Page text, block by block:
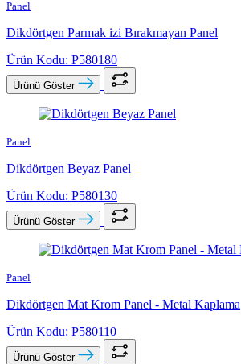
Panel
Dikdörtgen Parmak izi Bırakmayan Panel
Ürün Kodu: P580180
Ürünü Göster
Panel
Dikdörtgen Beyaz Panel
Ürün Kodu: P580130
Ürünü Göster
Panel
Dikdörtgen Mat Krom Panel - Metal Kaplama
Ürün Kodu: P580110
Ürünü Göster